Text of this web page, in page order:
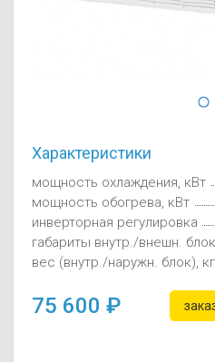
Характеристики
мощность охлаждения, кВт
мощность обогрева, кВт
инверторная регулировка
габариты внутр./внешн.
вес (внутр./наружн. блок), кг
75 600